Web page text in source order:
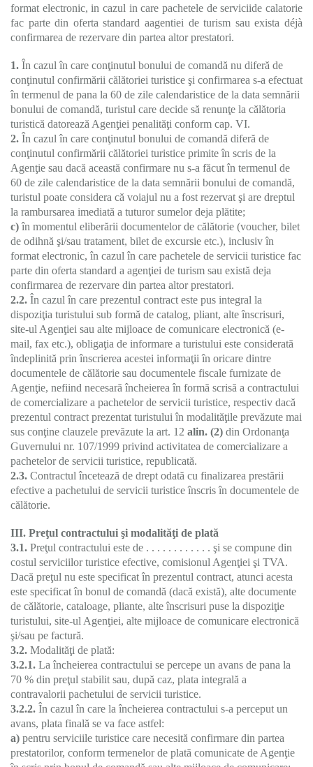
format electronic, in cazul in care pachetele de serviciide calatorie
fac parte din oferta standard aagentiei de turism sau exista déjà
confirmarea de rezervare din partea altor prestatori.
1. În cazul în care conţinutul bonului de comandă nu diferă de
conţinutul confirmării călătoriei turistice şi confirmarea s-a efectuat
în termenul de pana la 60 de zile calendaristice de la data semnării
bonului de comandă, turistul care decide să renunţe la călătoria
turistică datorează Agenţiei penalităţi conform cap. VI.
2. În cazul în care conţinutul bonului de comandă diferă de
conţinutul confirmării călătoriei turistice primite în scris de la
Agenţie sau dacă această confirmare nu s-a făcut în termenul de
60 de zile calendaristice de la data semnării bonului de comandă,
turistul poate considera că voiajul nu a fost rezervat şi are dreptul
la rambursarea imediată a tuturor sumelor deja plătite;
c)în momentul eliberării documentelor de călătorie (voucher, bilet
de odihnă şi/sau tratament, bilet de excursie etc.), inclusiv în
format electronic, în cazul în care pachetele de servicii turistice fac
parte din oferta standard a agenţiei de turism sau există deja
confirmarea de rezervare din partea altor prestatori.
2.2. În cazul în care prezentul contract este pus integral la
dispoziţia turistului sub formă de catalog, pliant, alte înscrisuri,
site-ul Agenţiei sau alte mijloace de comunicare electronică (e-
mail, fax etc.), obligaţia de informare a turistului este considerată
îndeplinită prin înscrierea acestei informaţii în oricare dintre
documentele de călătorie sau documentele fiscale furnizate de
Agenţie, nefiind necesară încheierea în formă scrisă a contractului
de comercializare a pachetelor de servicii turistice, respectiv dacă
prezentul contract prezentat turistului în modalităţile prevăzute mai
sus conţine clauzele prevăzute la art. 12 alin. (2) din Ordonanţa
Guvernului nr. 107/1999 privind activitatea de comercializare a
pachetelor de servicii turistice, republicată.
2.3. Contractul încetează de drept odată cu finalizarea prestării
efective a pachetului de servicii turistice înscris în documentele de
călătorie.
III. Preţul contractului şi modalităţi de plată
3.1. Preţul contractului este de . . . . . . . . . . . . şi se compune din
costul serviciilor turistice efective, comisionul Agenţiei şi TVA.
Dacă preţul nu este specificat în prezentul contract, atunci acesta
este specificat în bonul de comandă (dacă există), alte documente
de călătorie, cataloage, pliante, alte înscrisuri puse la dispoziţie
turistului, site-ul Agenţiei, alte mijloace de comunicare electronică
şi/sau pe factură.
3.2. Modalităţi de plată:
3.2.1. La încheierea contractului se percepe un avans de pana la
70 % din preţul stabilit sau, după caz, plata integrală a
contravalorii pachetului de servicii turistice.
3.2.2. În cazul în care la încheierea contractului s-a perceput un
avans, plata finală se va face astfel:
a) pentru serviciile turistice care necesită confirmare din partea
prestatorilor, conform termenelor de plată comunicate de Agenţie